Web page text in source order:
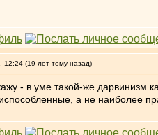
12:24 (19 лет тому назад)
- в уме такой-же дарвинизм
а не наиболее